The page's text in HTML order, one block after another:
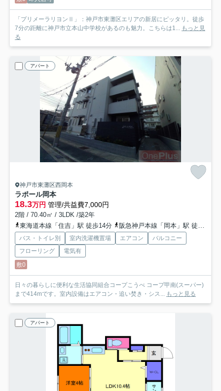
「プリメーラリヨンⅡ」：神戸市東灘区エリアの新居にピッタリ。徒歩
7分の距離に神戸市立本山中学校があるのも魅力。こちらは1...
もっと見
る
アパート
神戸市東灘区西岡本
ラポール岡本
18.3万円 管理/共益費7,000円
2階 / 70.40㎡ / 3LDK /築2年
東海道本線「住吉」駅 徒歩14分
阪急神戸本線「岡本」駅 徒歩22分
バス・トイレ別 室内洗濯機置場 エアコン
バルコニー
フローリング
電気有
敷0
日々の暮らしに便利な生活協同組合コープこうべ コープ甲南(スーパー)
まで414mです。室内設備はエアコン・追い焚き・シス...
もっと見る
アパート